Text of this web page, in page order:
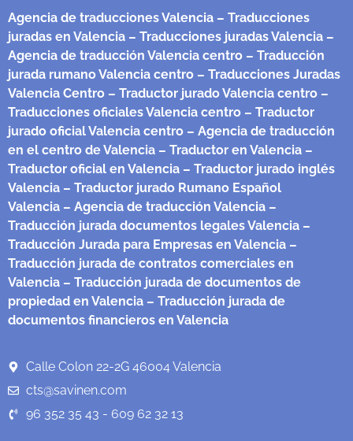
Agencia de traducciones Valencia – Traducciones
juradas en Valencia – Traducciones juradas Valencia –
Agencia de traducción Valencia centro – Traducción
jurada rumano Valencia centro – Traducciones Juradas
Valencia Centro – Traductor jurado Valencia centro –
Traducciones oficiales Valencia centro – Traductor
jurado oficial Valencia centro – Agencia de traducción
en el centro de Valencia – Traductor en Valencia –
Traductor oficial en Valencia – Traductor jurado inglés
Valencia – Traductor jurado Rumano Español
Valencia – Agencia de traducción Valencia –
Traducción jurada documentos legales Valencia –
Traducción Jurada para Empresas en Valencia –
Traducción jurada de contratos comerciales en
Valencia – Traducción jurada de documentos de
propiedad en Valencia – Traducción jurada de
documentos financieros en Valencia
Calle Colon 22-2G 46004 Valencia
cts@savinen.com
96 352 35 43 - 609 62 32 13